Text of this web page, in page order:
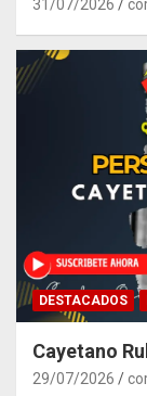
31/07/2026
DESTACADOS
Cayetano
29/07/2026